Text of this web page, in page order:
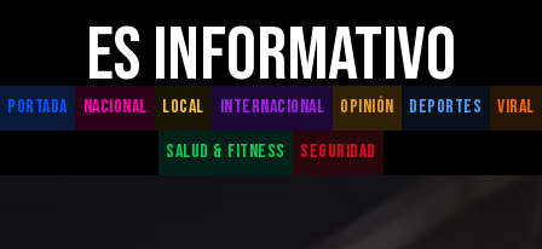
ES INFORMATIVO
PORTADA NACIONAL LOCAL INTERNACIONAL OPINIÓN DEPORTES
VIRAL
SALUD & FITNESS
SEGURIDAD